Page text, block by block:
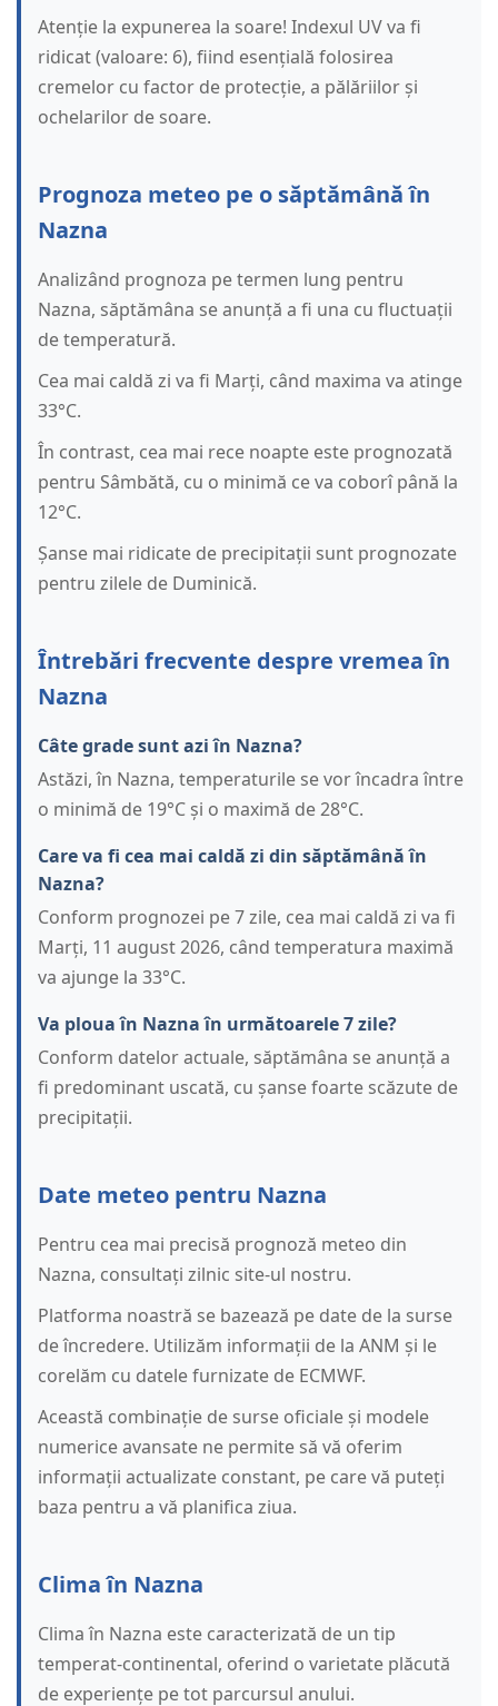
Atenție la expunerea la soare! Indexul UV va fi
ridicat (valoare: 6), fiind esențială folosirea
cremelor cu factor de protecție, a pălăriilor și
ochelarilor de soare.
Prognoza meteo pe o săptămână în
Nazna
Analizând prognoza pe termen lung pentru
Nazna, săptămâna se anunță a fi una cu fluctuații
de temperatură.
Cea mai caldă zi va fi Marți, când maxima va atinge
33°C.
În contrast, cea mai rece noapte este prognozată
pentru Sâmbătă, cu o minimă ce va coborî până la
12°C.
Șanse mai ridicate de precipitații sunt prognozate
pentru zilele de Duminică.
Întrebări frecvente despre vremea în
Nazna
Câte grade sunt azi în Nazna?
Astăzi, în Nazna, temperaturile se vor încadra între
o minimă de 19°C și o maximă de 28°C.
Care va fi cea mai caldă zi din săptămână în
Nazna?
Conform prognozei pe 7 zile, cea mai caldă zi va fi
Marți, 11 august 2026, când temperatura maximă
va ajunge la 33°C.
Va ploua în Nazna în următoarele 7 zile?
Conform datelor actuale, săptămâna se anunță a
fi predominant uscată, cu șanse foarte scăzute de
precipitații.
Date meteo pentru Nazna
Pentru cea mai precisă prognoză meteo din
Nazna, consultați zilnic site-ul nostru.
Platforma noastră se bazează pe date de la surse
de încredere. Utilizăm informații de la ANM și le
corelăm cu datele furnizate de ECMWF.
Această combinație de surse oficiale și modele
numerice avansate ne permite să vă oferim
informații actualizate constant, pe care vă puteți
baza pentru a vă planifica ziua.
Clima în Nazna
Clima în Nazna este caracterizată de un tip
temperat-continental, oferind o varietate plăcută
de experiențe pe tot parcursul anului.